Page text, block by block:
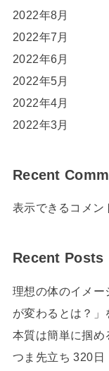
2022年8月
2022年7月
2022年6月
2022年5月
2022年4月
2022年3月
Recent
表示できるコメン
Recent Posts
理想の体のイメー
が変わるとは？」
本質は簡単に掴め
つま先立ち 320日